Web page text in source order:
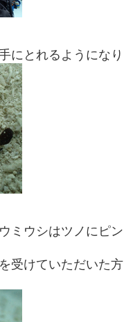
にとれるようにな
ミウシはツノにピ
受けていただいた